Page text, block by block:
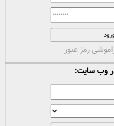
رمز عبور
وب سایت: